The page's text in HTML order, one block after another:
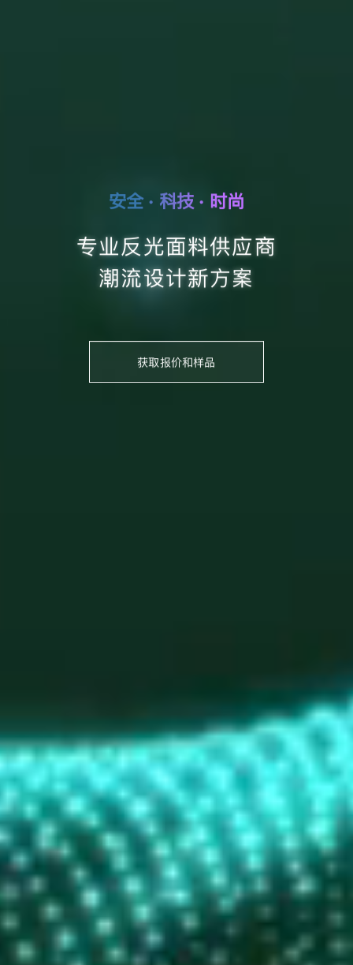
安全 · 科技 · 时尚
专业反光面料供应商
潮流设计新方案
获取报价和样品